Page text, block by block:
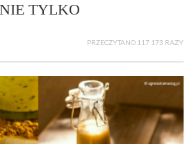
TYLKO
PRZECZYTANO 117 173 RAZY